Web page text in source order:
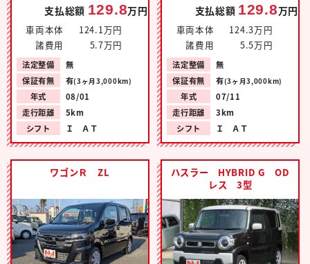
支払総額 129.8万円
車両本体
124.1万円
諸費用
5.7万円
法定整備
無
保証有無
有(3ヶ月3,000km)
年式
08/01
走行距離
5km
シフト
Ｉ ＡＴ
支払総額 129.8万円
車両本体
124.3万円
諸費用
5.5万円
法定整備
無
保証有無
有(3ヶ月3,000km)
年式
07/11
走行距離
3km
シフト
Ｉ ＡＴ
ワゴンＲ ZL
ハスラー HYBRID G OD
レス 3型